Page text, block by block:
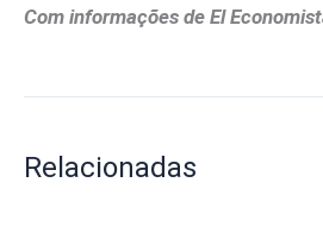
Com informações de El
Relacionadas